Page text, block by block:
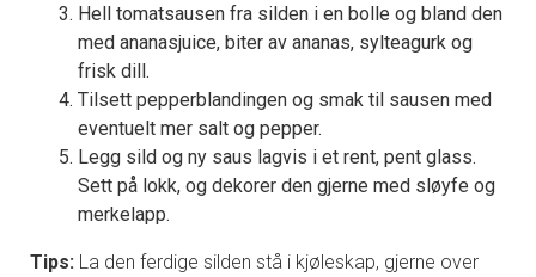
Hell tomatsausen fra silden i en bolle og bland den
med ananasjuice, biter av ananas, sylteagurk og
frisk dill.
Tilsett pepperblandingen og smak til sausen med
eventuelt mer salt og pepper.
Legg sild og ny saus lagvis i et rent, pent glass.
Sett på lokk, og dekorer den gjerne med sløyfe og
merkelapp.
Tips: La den ferdige silden stå i kjøleskap, gjerne over